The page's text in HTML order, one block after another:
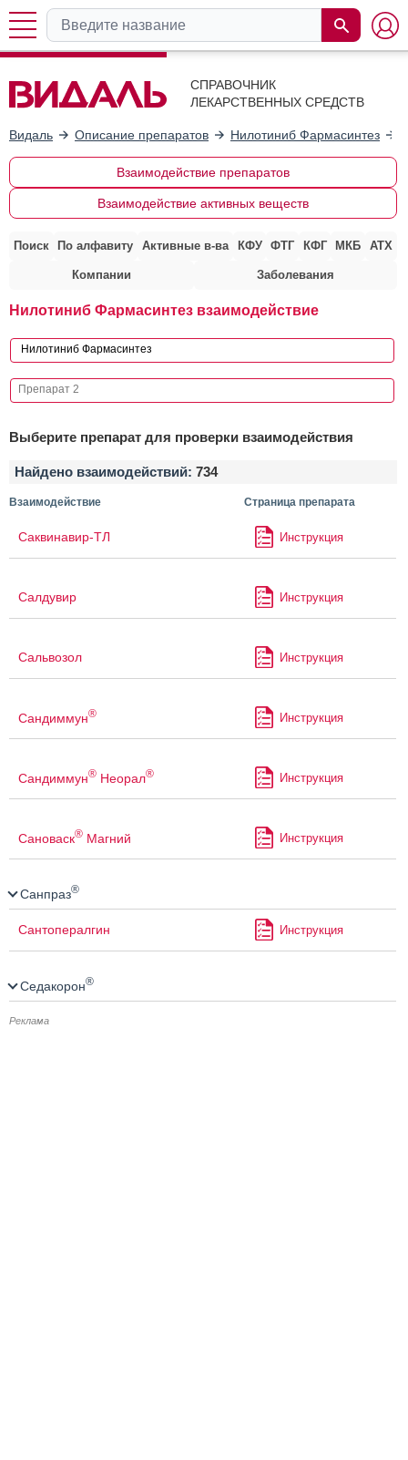
СПРАВОЧНИК
ЛЕКАРСТВЕННЫХ СРЕДСТВ
Видаль Описание препаратов Нилотиниб Фармасинтез
Взаимодействие препаратов
Взаимодействие активных веществ
Поиск По алфавиту Активные в-ва КФУ ФТГ КФГ МКБ АТХ
Компании Заболевания
Нилотиниб Фармасинтез взаимодействие
Выберите препарат для проверки взаимодействия
Найдено взаимодействий: 734
Взаимодействие Страница препарата
Саквинавир-ТЛ Инструкция
Салдувир Инструкция
Сальвозол Инструкция
Сандиммун® Инструкция
Сандиммун® Неорал® Инструкция
Сановаск® Магний Инструкция
Санпраз®
Сантопералгин Инструкция
Седакорон®
Реклама